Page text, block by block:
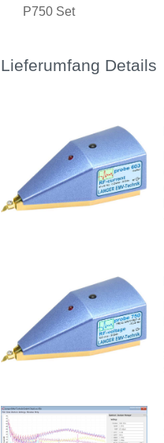
P750 Set
Lieferumfang Details